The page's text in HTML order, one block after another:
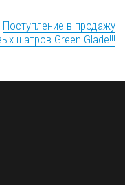
Поступление в продажу
шатров Green Glade!!!